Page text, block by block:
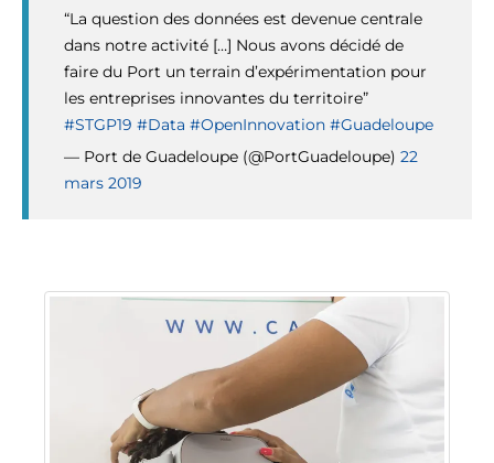
“La question des données est devenue centrale
dans notre activité […] Nous avons décidé de
faire du Port un terrain d’expérimentation pour
les entreprises innovantes du territoire”
#STGP19 #Data #OpenInnovation #Guadeloupe
— Port de Guadeloupe (@PortGuadeloupe) 22
mars 2019